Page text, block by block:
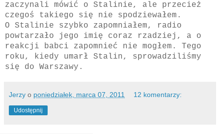
zaczynali mówić o Stalinie, ale przecież
czegoś takiego się nie spodziewałem.
O Stalinie szybko zapomniałem, radio
powtarzało jego imię coraz rzadziej, a o
reakcji babci zapomnieć nie mogłem. Tego
roku, kiedy umarł Stalin, sprowadziliśmy
się do Warszawy.
Jerzy o poniedziałek, marca 07, 2011 12 komentarzy:
Udostępnij